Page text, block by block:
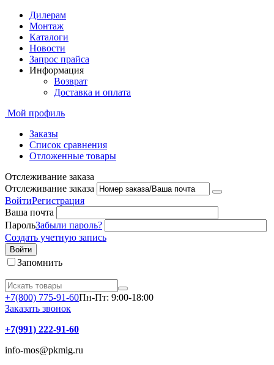
Дилерам
Монтаж
Каталоги
Новости
Запрос прайса
Информация
Возврат
Доставка и оплата
Мой профиль
Заказы
Список сравнения
Отложенные товары
Отслеживание заказа
Отслеживание заказа
ВойтиРегистрация
Ваша почта
ПарольЗабыли пароль?
Создать учетную запись
Войти
Запомнить
+7(800) 775-91-60Пн-Пт: 9:00-18:00
Заказать звонок
+7(991) 222-91-60
info-mos@pkmig.ru